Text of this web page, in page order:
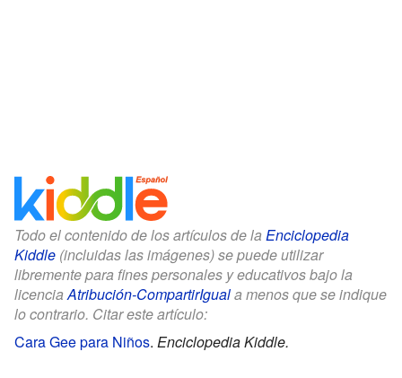
Todo el contenido de los artículos de la Enciclopedia
Kiddle (incluidas las imágenes) se puede utilizar
libremente para fines personales y educativos bajo la
licenciaAtribución-CompartirIguala menos que se indique
lo contrario. Citar este artículo:
Cara Gee para Niños. Enciclopedia Kiddle.